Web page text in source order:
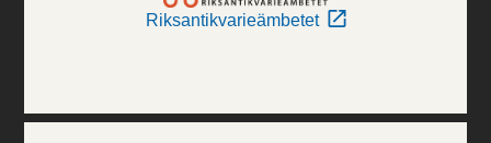
Riksantikvarieämbetet